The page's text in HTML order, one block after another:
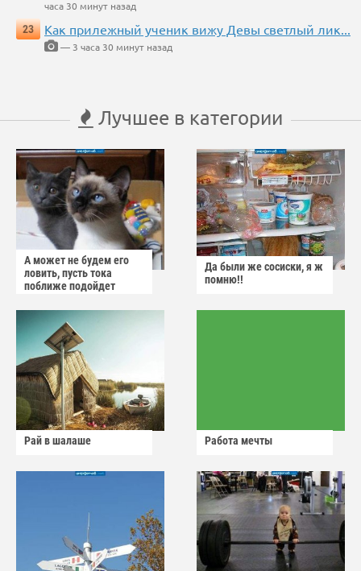
часа 30 минут назад
23
Как прилежный ученик вижу Девы светлый лик...
— 3 часа 30 минут назад
Лучшее в категории
А может не будем его
ловить, пусть тока
поближе подойдет
Да были же сосиски, я ж
помню!!
Рай в шалаше Работа мечты